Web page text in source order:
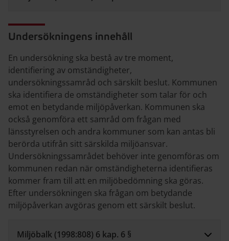
Undersökningens innehåll
En undersökning ska bestå av tre moment,
identifiering av omständigheter,
undersökningssamråd och särskilt beslut. Kommunen
ska identifiera de omständigheter som talar för och
emot en betydande miljöpåverkan. Kommunen ska
också genomföra ett samråd om frågan med
länsstyrelsen och andra kommuner som kan antas bli
berörda utifrån sitt särskilda miljöansvar.
Undersökningssamrådet behöver inte genomföras om
kommunen redan när omständigheterna identifieras
kommer fram till att en miljöbedömning ska göras.
Efter undersökningen ska frågan om betydande
miljöpåverkan avgöras genom ett särskilt beslut.
Miljöbalk (1998:808) 6 kap. 6 §